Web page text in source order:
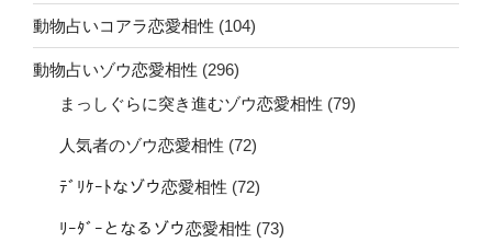
動物占いコアラ恋愛相性 (104)
動物占いゾウ恋愛相性 (296)
まっしぐらに突き進むゾウ恋愛相性 (79)
人気者のゾウ恋愛相性 (72)
ﾃﾞﾘｹｰﾄなゾウ恋愛相性 (72)
ﾘｰﾀﾞｰとなるゾウ恋愛相性 (73)